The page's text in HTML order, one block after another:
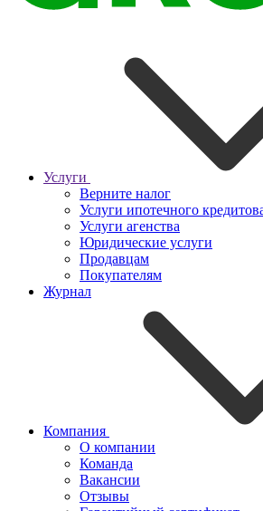
Услуги
Верните налог
Услуги ипотечного
Услуги агенства
Юридические услуги
Продавцам
Покупателям
Журнал
Компания
О компании
Команда
Вакансии
Отзывы